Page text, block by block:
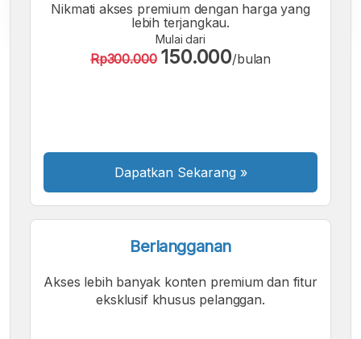
A A A
Nikmati akses premium dengan harga yang
lebih terjangkau.
Mulai dari
Rp300.000 150.000/bulan
Dapatkan Sekarang »
Berlangganan
Akses lebih banyak konten premium dan fitur
eksklusif khusus pelanggan.